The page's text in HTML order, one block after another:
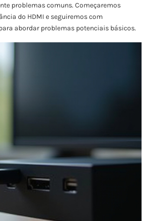
problemas comuns. Começaremos
do HDMI e seguiremos com
abordar problemas potenciais básicos.